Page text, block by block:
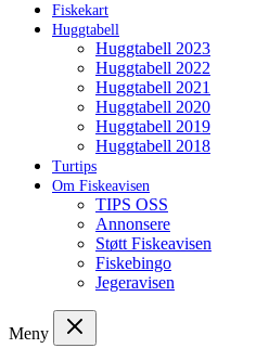
Fiskekart
Huggtabell
Huggtabell 2023
Huggtabell 2022
Huggtabell 2021
Huggtabell 2020
Huggtabell 2019
Huggtabell 2018
Turtips
Om Fiskeavisen
TIPS OSS
Annonsere
Støtt Fiskeavisen
Fiskebingo
Jegeravisen
Meny